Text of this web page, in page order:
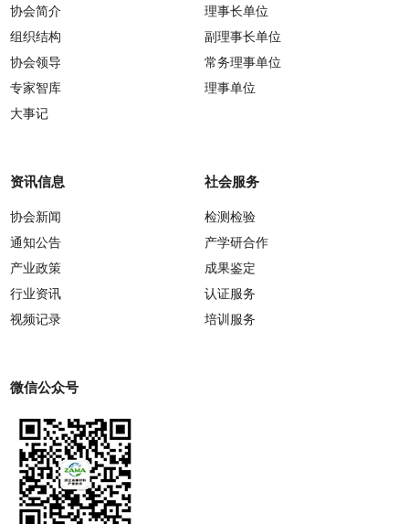
协会简介
组织结构
协会领导
专家智库
大事记
理事长单位
副理事长单位
常务理事单位
理事单位
资讯信息
协会新闻
通知公告
产业政策
行业资讯
视频记录
社会服务
检测检验
产学研合作
成果鉴定
认证服务
培训服务
微信公众号